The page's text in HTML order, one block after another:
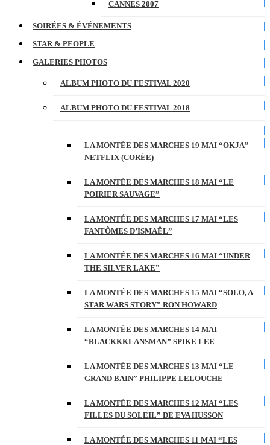
CANNES 2007
SOIRÉES & ÉVÉNEMENTS
STAR & PEOPLE
GALERIES PHOTOS
ALBUM PHOTO DU FESTIVAL 2020
ALBUM PHOTO DU FESTIVAL 2018
LA MONTÉE DES MARCHES 19 MAI “OKJA”
NETFLIX (CORÉE)
LA MONTÉE DES MARCHES 18 MAI “LE
POIRIER SAUVAGE”
LA MONTÉE DES MARCHES 17 MAI “LES
FANTÔMES D’ISMAËL”
LA MONTÉE DES MARCHES 16 MAI “UNDER
THE SILVER LAKE”
LA MONTÉE DES MARCHES 15 MAI “SOLO, A
STAR WARS STORY” RON HOWARD
LA MONTÉE DES MARCHES 14 MAI
“BLACKKKLANSMAN” SPIKE LEE
LA MONTÉE DES MARCHES 13 MAI “LE
GRAND BAIN” PHILIPPE LELOUCHE
LA MONTÉE DES MARCHES 12 MAI “LES
FILLES DU SOLEIL” DE EVA HUSSON
LA MONTÉE DES MARCHES 11 MAI “LES